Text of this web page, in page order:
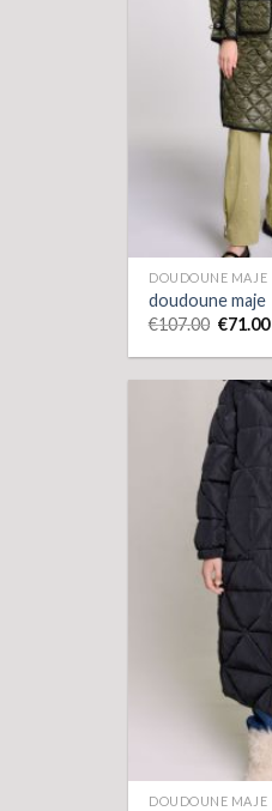
DOUDOUNE MAJE
doudoune maje
€107.00 €71.00
DOUDOUNE MAJE